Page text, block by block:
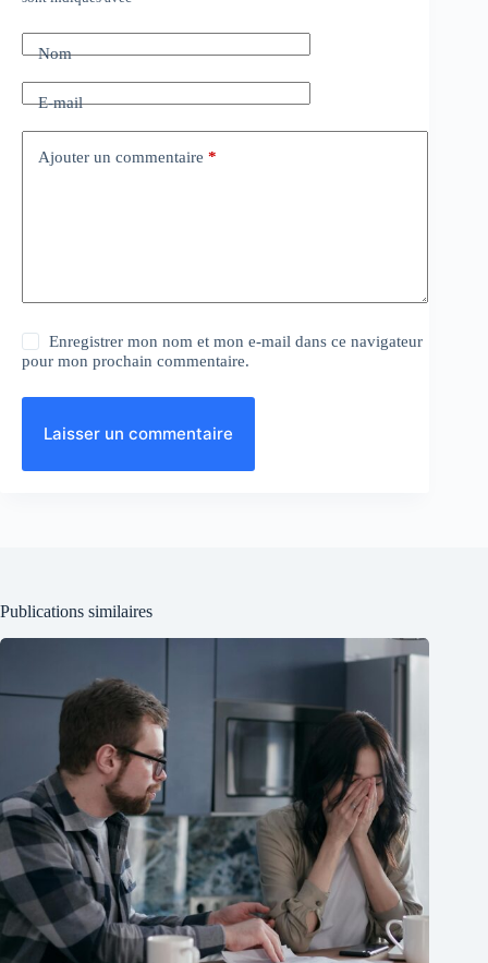
Nom
E-mail
Ajouter un commentaire *
Enregistrer mon nom et mon e-mail dans ce navigateur
pour mon prochain commentaire.
Laisser un commentaire
Publications similaires